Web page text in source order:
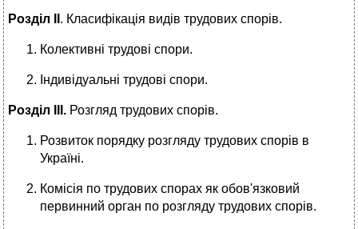
Розділ ІІ . Класифікація видів трудових спорів.
Колективні трудові спори.
Індивідуальні трудові спори.
Розділ ІІІ. Розгляд трудових спорів.
Розвиток порядку розгляду трудових спорів в
Україні.
Комісія по трудових спорах як обов'язковий
первинний орган по розгляду трудових спорів.